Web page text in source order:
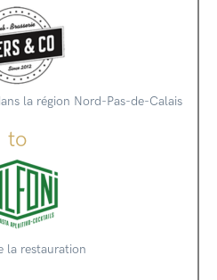
la région Nord-Pas-de-Calais
to
la restauration